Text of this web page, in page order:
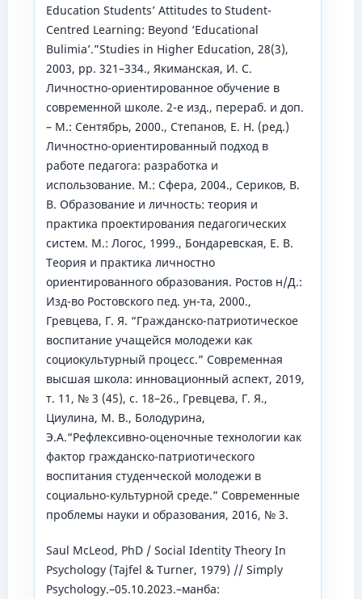
Education Students’ Attitudes to Student-
Centred Learning: Beyond ‘Educational
Bulimia’.”Studies in Higher Education, 28(3),
2003, pp. 321–334., Якиманская, И. С.
Личностно-ориентированное обучение в
современной школе. 2-е изд., перераб. и доп.
– М.: Сентябрь, 2000., Степанов, Е. Н. (ред.)
Личностно-ориентированный подход в
работе педагога: разработка и
использование. М.: Сфера, 2004., Сериков, В.
В. Образование и личность: теория и
практика проектирования педагогических
систем. М.: Логос, 1999., Бондаревская, Е. В.
Теория и практика личностно
ориентированного образования. Ростов н/Д.:
Изд-во Ростовского пед. ун-та, 2000.,
Гревцева, Г. Я. “Гражданско-патриотическое
воспитание учащейся молодежи как
социокультурный процесс.” Современная
высшая школа: инновационный аспект, 2019,
т. 11, № 3 (45), с. 18–26., Гревцева, Г. Я.,
Циулина, М. В., Болодурина,
Э.А.“Рефлексивно-оценочные технологии как
фактор гражданско-патриотического
воспитания студенческой молодежи в
социально-культурной среде.” Современные
проблемы науки и образования, 2016, № 3.
Saul McLeod, PhD / Social Identity Theory In
Psychology (Tajfel & Turner, 1979) // Simply
Psychology.–05.10.2023.–манба: